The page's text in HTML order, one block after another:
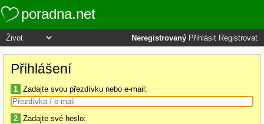
poradna.net
Neregistrovaný Přihlásit Registrovat
Přihlášení
1 Zadajte svou přezdívku nebo e-mail:
2 Zadajte své heslo: